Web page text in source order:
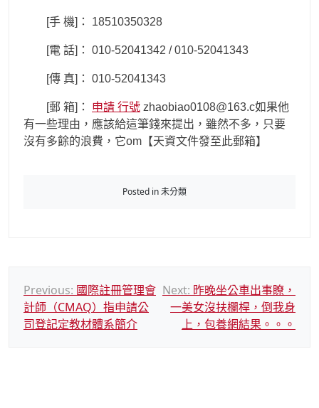
[手 機]： 18510350328
[電 話]： 010-52041342 / 010-52041343
[傳 真]： 010-52041343
[郵 箱]： 申請 行號 zhaobiao0108@163.c如果他
有一些理由，應該給這筆錢來提出，雖然不多，只要
沒有多餘的浪費，它om【天資文件發至此郵箱】
Posted in 未分類
文
章
導
Previous: 國際註冊管理會
計師（CMAQ）指申請公
司登記定教材體系簡介
Next: 昨晚坐公車出事瞭，
一美女沒扶欄桿，倒我身
上，包養網結果。。。